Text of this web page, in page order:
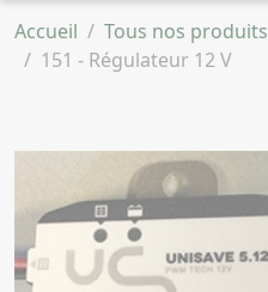
Accueil Tous nos produits
151 - Régulateur 12 V